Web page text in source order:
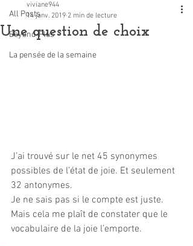
All Posts
Beyond-Plus
La pensée de la semaine
Une question de choix
viviane944
14 janv. 2019 2 min de lecture
J’ai trouvé sur le net 45 synonymes
possibles de l’état de joie. Et seulement
32 antonymes.
Je ne sais pas si le compte est juste.
Mais cela me plaît de constater que le
vocabulaire de la joie l’emporte.